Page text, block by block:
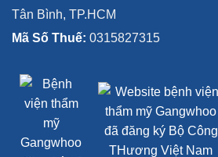
Tân Bình, TP.HCM
Mã Số Thuế: 0315827315